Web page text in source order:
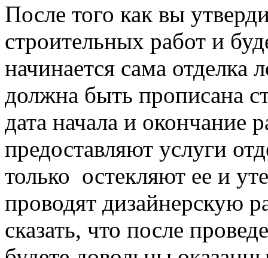
После того как вы
строительных работ и
начинается сама отделка
должна быть прописана
дата начала и окончание
предоставляют услуги
только остекляют ее и
проводят дизайнерскую
сказать, что после